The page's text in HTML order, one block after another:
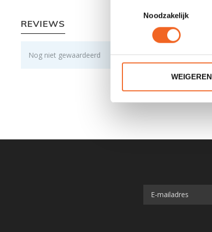
Noodzakelijk
WEIGEREN
REVIEWS
Nog niet gewaardeerd